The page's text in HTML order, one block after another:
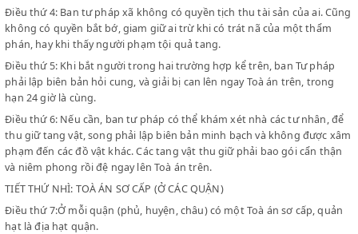
quỹ làng tiêu dùng.
Nếu người phạm tội không chịu nộp phạt, thì ban tư pháp lập
đệ lên Toà án sơ cấp xét xử.
3-Thi hành những mệnh lệnh của các thẩm phán cấp trên.
Điều thứ 4: Ban tư pháp xã không có quyền tịch thu tài sản của
không có quyền bắt bớ, giam giữ ai trừ khi có trát nã của một
phán, hay khi thấy người phạm tội quả tang.
Điều thứ 5: Khi bắt người trong hai trường hợp kể trên, ban Tư
phải lập biên bản hỏi cung, và giải bị can lên ngay Toà án trên,
hạn 24 giờ là cùng.
Điều thứ 6: Nếu cần, ban tư pháp có thể khám xét nhà các tư